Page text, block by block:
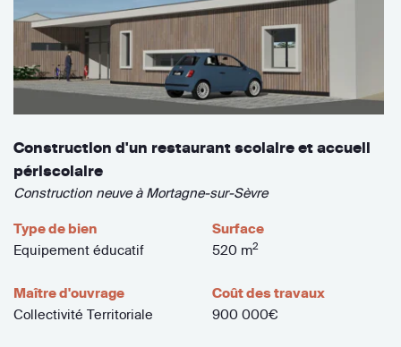
Construction d'un restaurant scolaire et accueil
périscolaire
Construction neuve à Mortagne-sur-Sèvre
Type de bien
Equipement éducatif
Surface
520 m2
Maître d'ouvrage
Collectivité Territoriale
Coût des travaux
900 000€